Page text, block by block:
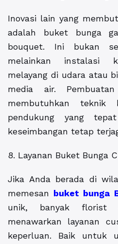
Inovasi lain yang
adalah buket bunga
bouquet. Ini bukan
melainkan instalasi
melayang di udara atau
media air.
membutuhkan teknik
pendukung yang
keseimbangan tetap
8. Layanan Buket Bunga
Jika Anda berada di
memesan buket bunga
unik, banyak
menawarkan layanan
keperluan. Baik untuk